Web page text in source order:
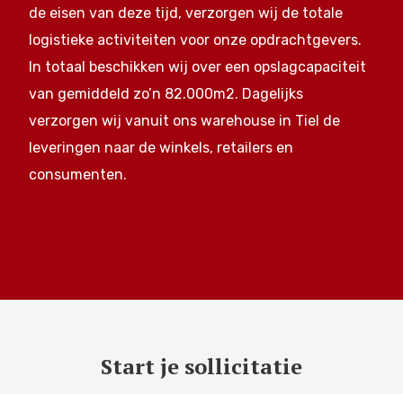
de eisen van deze tijd, verzorgen wij de totale
logistieke activiteiten voor onze opdrachtgevers.
In totaal beschikken wij over een opslagcapaciteit
van gemiddeld zo’n 82.000m2. Dagelijks
verzorgen wij vanuit ons warehouse in Tiel de
leveringen naar de winkels, retailers en
consumenten.
Start je sollicitatie